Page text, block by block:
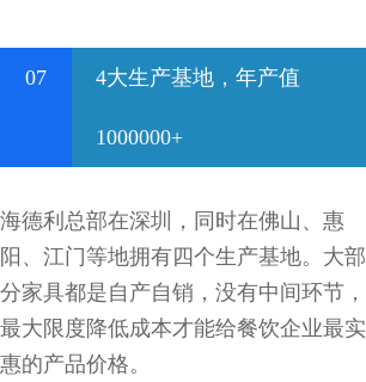
07 4大生产基地，年产值
1000000+
海德利总部在深圳，同时在佛山、惠
阳、江门等地拥有四个生产基地。大部
分家具都是自产自销，没有中间环节，
最大限度降低成本才能给餐饮企业最实
惠的产品价格。